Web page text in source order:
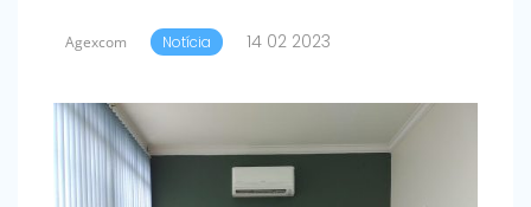
Agexcom Notícia 14 02 2023